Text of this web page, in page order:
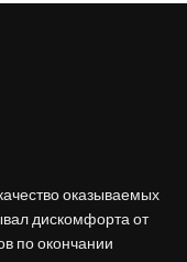
оказываемых
дискомфорта от
по окончании